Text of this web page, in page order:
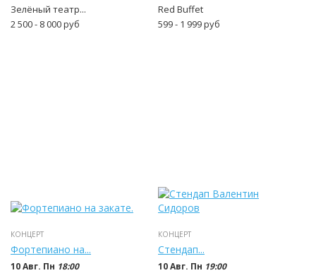
Зелёный театр...
2 500 - 8 000руб
Red Buffet
599 - 1 999руб
КОНЦЕРТ
Фортепиано на...
10 Авг. Пн 18:00
КОНЦЕРТ
Стендап...
10 Авг. Пн 19:00